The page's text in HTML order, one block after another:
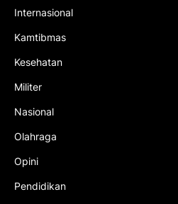
Internasional
Kamtibmas
Kesehatan
Militer
Nasional
Olahraga
Opini
Pendidikan